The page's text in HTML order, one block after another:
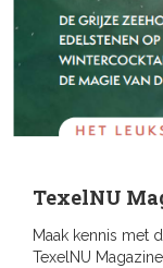
TexelNU
Maak kennis met
TexelNU